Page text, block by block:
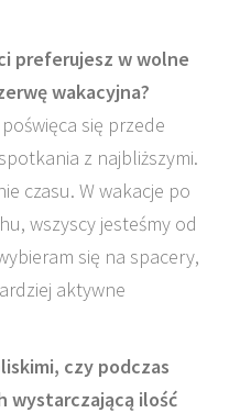
preferujesz w wolne
wakacyjna?
się przede
z najbliższymi.
czasu. W wakacje po
wszyscy jesteśmy od
się na spacery,
aktywne
czy podczas
wystarczającą ilość